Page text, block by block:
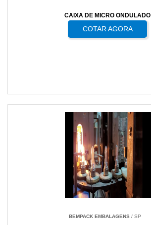
CAIXA DE MICRO ONDULADO
COTAR AGORA
BEMPACK EMBALAGENS/ SP